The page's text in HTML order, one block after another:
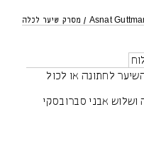
Asnat
/ מסרק שיער לכלה
לחתונה או לכול
אבני סברובסקי